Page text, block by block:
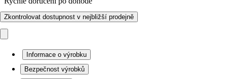
Zkontrolovat dostupnost v nejbližší prodejně
Informace o výrobku
Bezpečnost výrobků